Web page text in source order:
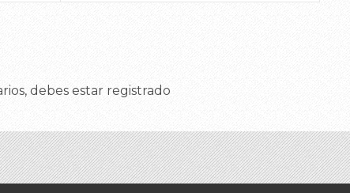
debes estar registrado